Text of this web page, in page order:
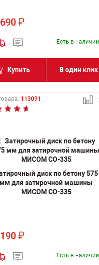
₽
Есть в наличии
Купить В один клик
113091
диск по бетону 575
мм для затирочной машины
МИСОМ СО-335
₽
Есть в наличии